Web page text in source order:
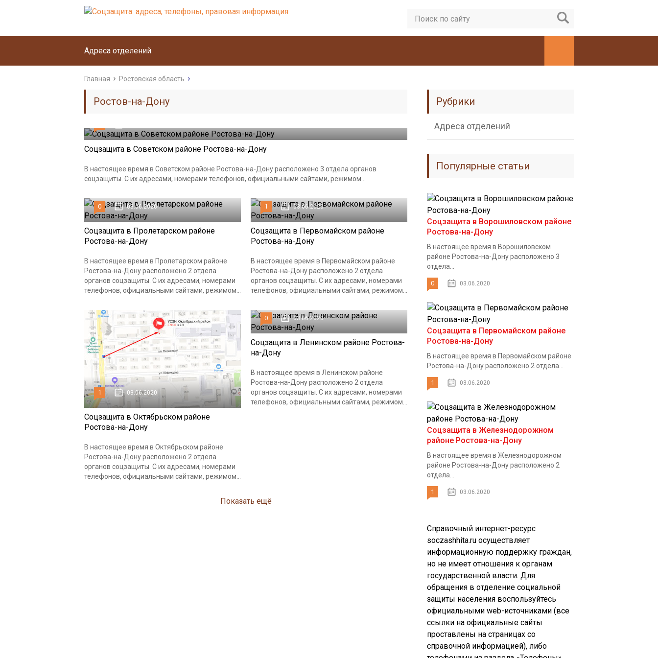
Адреса отделений
Главная Ростовская область
Ростов-на-Дону
Соцзащита в Советском районе Ростова-на-Дону
В настоящее время в Советском районе Ростова-на-Дону расположено 3 отдела органов
соцзащиты. С их адресами, номерами телефонов, официальными сайтами, режимом...
0 03.06.2020
Соцзащита в Пролетарском районе
Ростова-на-Дону
В настоящее время в Пролетарском районе
Ростова-на-Дону расположено 2 отдела
органов соцзащиты. С их адресами, номерами
телефонов, официальными сайтами, режимом...
1 03.06.2020
Соцзащита в Первомайском районе
Ростова-на-Дону
В настоящее время в Первомайском районе
Ростова-на-Дону расположено 2 отдела
органов соцзащиты. С их адресами, номерами
телефонов, официальными сайтами, режимом...
1 03.06.2020
Соцзащита в Октябрьском районе
Ростова-на-Дону
В настоящее время в Октябрьском районе
Ростова-на-Дону расположено 2 отдела
органов соцзащиты. С их адресами, номерами
телефонов, официальными сайтами, режимом...
0 03.06.2020
Соцзащита в Ленинском районе Ростова-
на-Дону
В настоящее время в Ленинском районе
Ростова-на-Дону расположено 2 отдела
органов соцзащиты. С их адресами, номерами
телефонов, официальными сайтами, режимом...
Показать ещё
Рубрики
Адреса отделений
Популярные статьи
Соцзащита в Ворошиловском районе
Ростова-на-Дону
В настоящее время в Ворошиловском
районе Ростова-на-Дону расположено 3
отдела...
0 03.06.2020
Соцзащита в Первомайском районе
Ростова-на-Дону
В настоящее время в Первомайском районе
Ростова-на-Дону расположено 2 отдела...
1 03.06.2020
Соцзащита в Железнодорожном
районе Ростова-на-Дону
В настоящее время в Железнодорожном
районе Ростова-на-Дону расположено 2
отдела...
1 03.06.2020
Справочный интернет-ресурс
soczashhita.ru осуществляет
информационную поддержку граждан,
но не имеет отношения к органам
государственной власти. Для
обращения в отделение социальной
защиты населения воспользуйтесь
официальными web-источниками (все
ссылки на официальные сайты
проставлены на страницах со
справочной информацией), либо